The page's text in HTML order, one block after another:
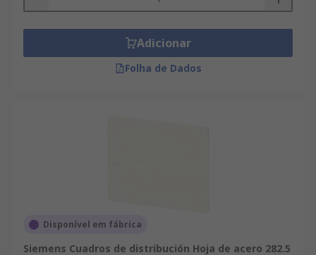
Adicionar
Folha de Dados
Disponível em fábrica
Siemens Cuadros de distribución Hoja de acero 282.5